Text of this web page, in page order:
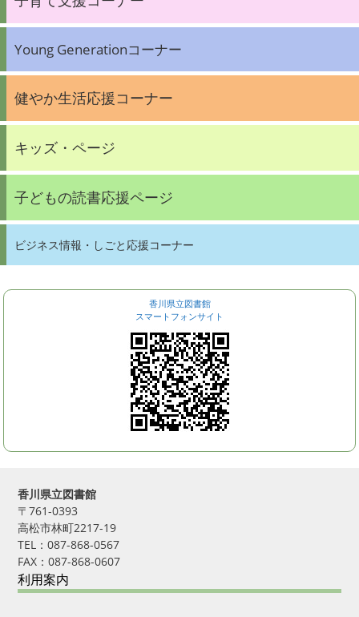
Young Generationコーナー
健やか生活応援コーナー
キッズ・ページ
子どもの読書応援ページ
ビジネス情報・しごと応援コーナー
香川県立図書館
スマートフォンサイト
香川県立図書館
〒761-0393
高松市林町2217-19
TEL：087-868-0567
FAX：087-868-0607
利用案内